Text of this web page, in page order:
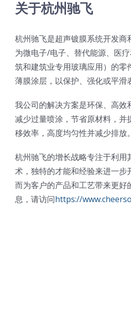
关于杭州驰飞
杭州驰飞是超声镀膜系统开发商
为微电子/电子、替代能源、医
筑和建筑业专用玻璃应用）的零
薄膜涂层，以保护、强化或平滑
我公司的解决方案是环保、高效
减少过量喷涂，节省原材料，并
移效率，高度均匀性并减少排放。
杭州驰飞的增长战略专注于利用
术，独特的才能和经验来进一步
而为客户的产品和工艺带来更好
息，请访问https://